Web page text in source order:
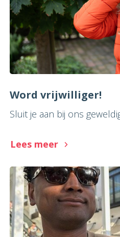
Word vrijwilliger!
Sluit je aan bij ons
Lees meer